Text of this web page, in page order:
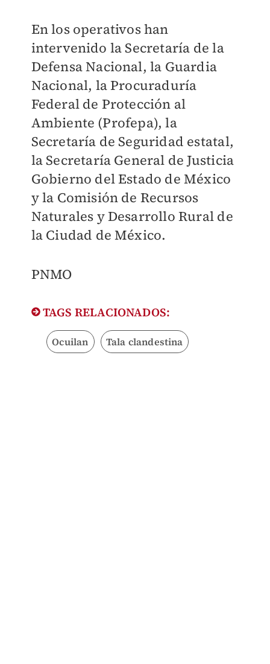
En los operativos han
intervenido la Secretaría de la
Defensa Nacional, la Guardia
Nacional, la Procuraduría
Federal de Protección al
Ambiente (Profepa), la
Secretaría de Seguridad estatal,
la Secretaría General de Justicia
Gobierno del Estado de México
y la Comisión de Recursos
Naturales y Desarrollo Rural de
la Ciudad de México.
PNMO
TAGS RELACIONADOS:
Ocuilan Tala clandestina